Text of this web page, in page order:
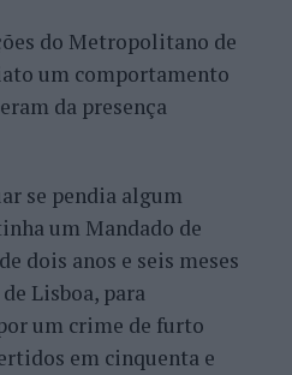
do Metropolitano de
um comportamento
da presença
se pendia algum
um Mandado de
dois anos e seis meses
Lisboa, para
um crime de furto
em cinquenta e